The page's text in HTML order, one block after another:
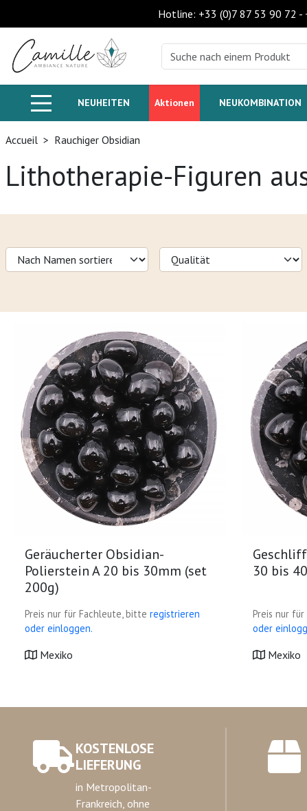
Hotline: +33 (0)7 87 53 90 72 -
NEUHEITEN Aktionen NEUKOMBINATION
Accueil > Rauchiger Obsidian
Lithotherapie-Figuren
Geräucherter Obsidian-
Polierstein A 20 bis 30mm (set
200g)
Preis nur für Fachleute, bitte registrieren
oder einloggen.
Mexiko
30 bis
Preis nur
oder
Mexiko
KOSTENLOSE
LIEFERUNG
in Metropolitan-
Frankreich, ohne